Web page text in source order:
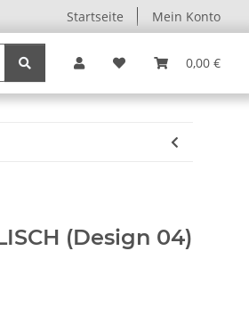
Startseite Mein Konto
0,00 €
(Design 04)